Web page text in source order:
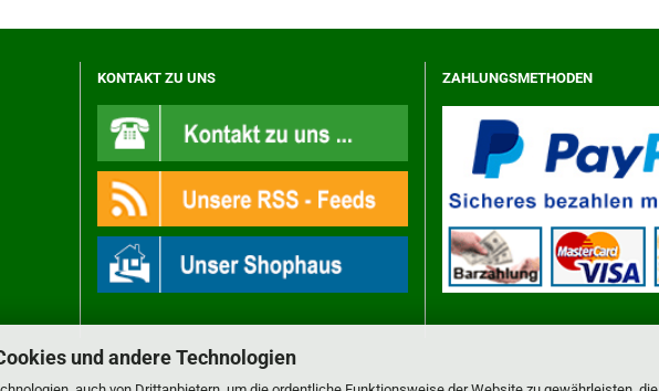
und andere Technologien
KONTAKT ZU UNS ZAHLUNGSMETHODEN